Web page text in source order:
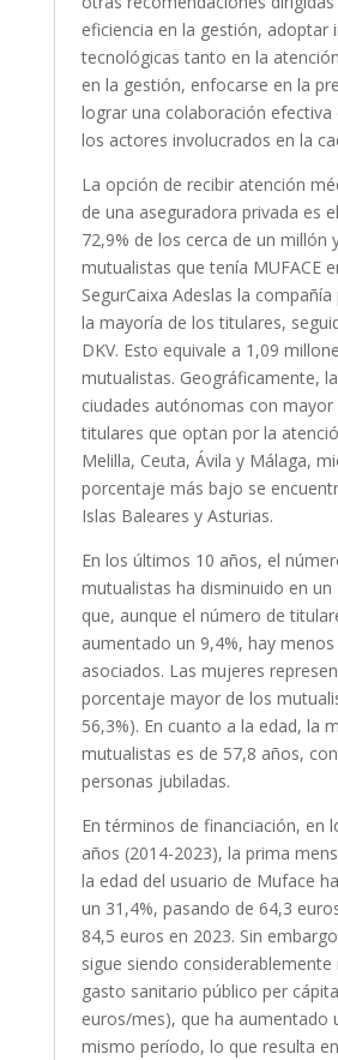
eficiencia en la gestión, adoptar
tecnológicas tanto en la
en la gestión, enfocarse en la
lograr una colaboración
los actores involucrados en la
La opción de recibir atención
de una aseguradora privada es
72,9% de los cerca de un millón
mutualistas que tenía MUFACE
SegurCaixa Adeslas la
la mayoría de los titulares,
DKV. Esto equivale a 1,09
mutualistas. Geográficamente,
ciudades autónomas con
titulares que optan por la
Melilla, Ceuta, Ávila y Málaga,
porcentaje más bajo se
Islas Baleares y Asturias.
En los últimos 10 años, el
mutualistas ha disminuido en un
que, aunque el número de
aumentado un 9,4%, hay
asociados. Las mujeres
porcentaje mayor de los
56,3%). En cuanto a la edad, la
mutualistas es de 57,8 años,
personas jubiladas.
En términos de financiación, en
años (2014-2023), la prima
la edad del usuario de Muface
un 31,4%, pasando de 64,3
84,5 euros en 2023. Sin
sigue siendo
gasto sanitario público per
euros/mes), que ha aumentado
mismo período, lo que resulta